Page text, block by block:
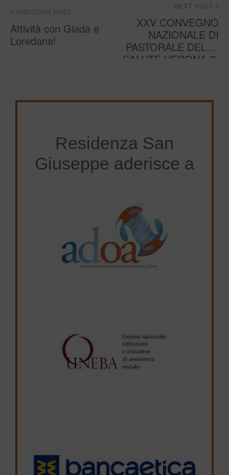
Attività con Giada e
Loredana!
XXV CONVEGNO
NAZIONALE DI
PASTORALE DELLA
SALUTE VERONA 7-
Residenza San
Giuseppe aderisce a